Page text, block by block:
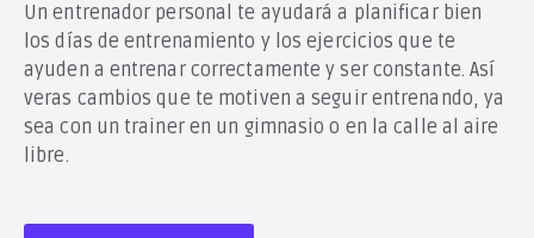
Un entrenador personal te ayudará a planificar bien
los días de entrenamiento y los ejercicios que te
ayuden a entrenar correctamente y ser constante. Así
veras cambios que te motiven a seguir entrenando, ya
sea con un trainer en un gimnasio o en la calle al aire
libre.